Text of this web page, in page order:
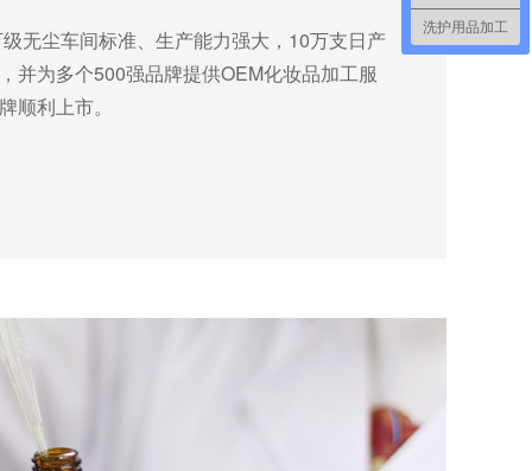
无尘车间标准、生产能力强大，10万支日产
并为多个500强品牌提供OEM化妆品加工服
顺利上市。
洗护用品加工